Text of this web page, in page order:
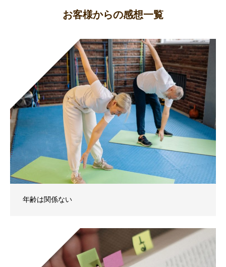
お客様からの感想一覧
年齢は関係ない